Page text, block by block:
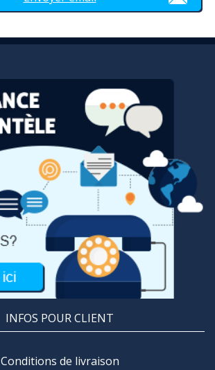
INFOS POUR CLIENT
Conditions de livraison